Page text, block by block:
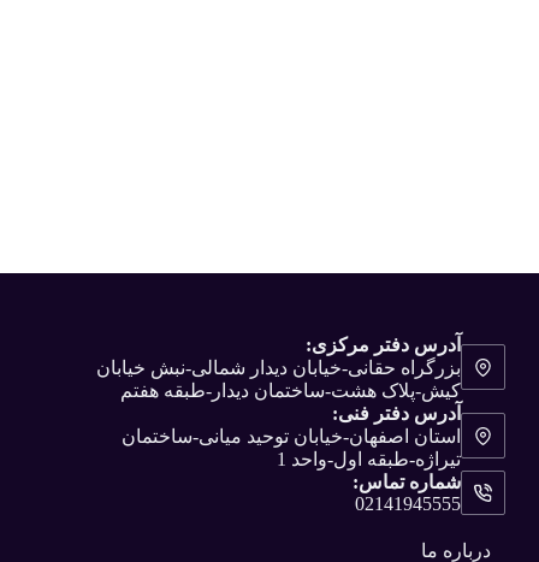
آدرس دفتر مرکزی:
بزرگراه حقانی-خیابان دیدار شمالی-نبش خیابان
کیش-پلاک هشت-ساختمان دیدار-طبقه هفتم
آدرس دفتر فنی:
استان اصفهان-خیابان توحید میانی-ساختمان
تیراژه-طبقه اول-واحد 1
شماره تماس:
02141945555
درباره ما